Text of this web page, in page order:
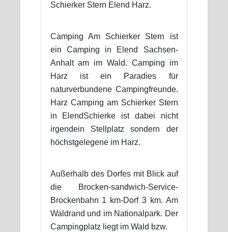
Schierker Stern Elend Harz.
Camping Am Schierker Stern ist
ein Camping in Elend Sachsen-
Anhalt am im Wald. Camping im
Harz ist ein Paradies für
naturverbundene Campingfreunde.
Harz Camping am Schierker Stern
in ElendSchierke ist dabei nicht
irgendein Stellplatz sondern der
höchstgelegene im Harz.
Außerhalb des Dorfes mit Blick auf
die Brocken-sandwich-Service-
Brockenbahn 1 km-Dorf 3 km. Am
Waldrand und im Nationalpark. Der
Campingplatz liegt im Wald bzw.